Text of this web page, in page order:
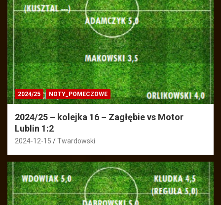
2024/25 NOTY_POMECZOWE
2024/25 – kolejka 16 – Zagłębie vs Motor
Lublin 1:2
2024-12-15 Twardowski